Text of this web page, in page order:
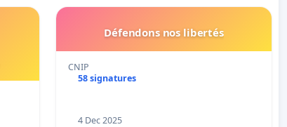
Défendons nos libertés
CNIP
58 signatures
4 Dec 2025